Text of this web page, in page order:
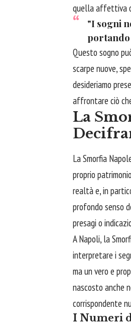
quella affettiva
"I sogni
portando
Questo sogno
scarpe nuove,
desideriamo
affrontare ciò
La
La Smorfia
proprio
realtà e, in
profondo senso
presagi o
A Napoli, la
interpretare i
ma un vero e
nascosto anche
corrispondente
I Numeri